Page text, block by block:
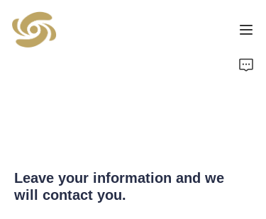
Leave your information and we
will contact you.
رابطہ